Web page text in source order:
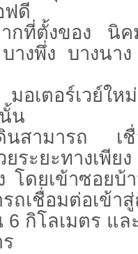
ฟดี
ากที่ตั้งของ นิ
างพึ่ง บางนา
อเตอร์เวย์ให
น
ดินสามารถ
ยระยะทางเพี
โดยเข้าซอยบ้
ถเชื่อมต่อเข้
6 กิโลเมตร แ